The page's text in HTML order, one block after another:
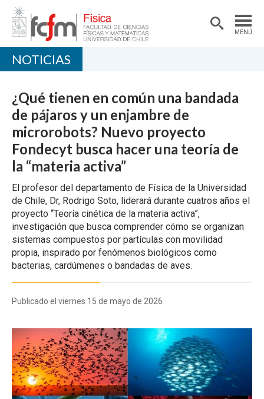
MENÚ
ACADÉMICAS/OS
DOCENCIA
INVESTIGACIÓN
NOTICIAS
¿Qué tienen en común una bandada
de pájaros y un enjambre de
microrobots? Nuevo proyecto
Fondecyt busca hacer una teoría de
la “materia activa”
El profesor del departamento de Física de la Universidad
de Chile, Dr, Rodrigo Soto, liderará durante cuatros años el
proyecto “Teoría cinética de la materia activa”,
investigación que busca comprender cómo se organizan
sistemas compuestos por partículas con movilidad
propia, inspirado por fenómenos biológicos como
bacterias, cardúmenes o bandadas de aves.
Publicado el viernes 15 de mayo de 2026